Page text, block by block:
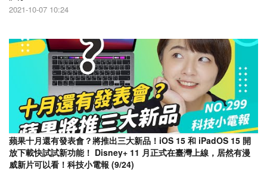
2021-10-07 10:24
蘋果十月還有發表會？將推出三大新品！iOS 15 和 iPadOS 15 開
放下載快試試新功能！ Disney+ 11 月正式在臺灣上線，居然有漫
威新片可以看！科技小電報 (9/24)